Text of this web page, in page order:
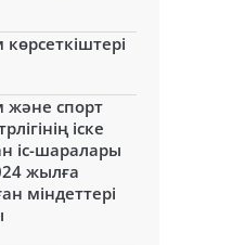
және спорт
іске
іс-шаралары
жылға
міндеттері